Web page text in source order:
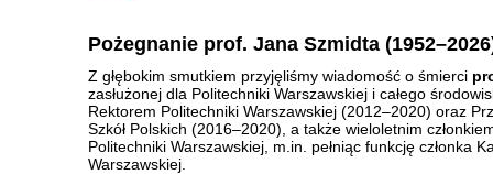
Pożegnanie prof. Jana Szmidta
Z głębokim smutkiem przyjęliśmy wiadomość o śmierci
zasłużonej dla Politechniki Warszawskiej i całego
Rektorem Politechniki Warszawskiej (2012–2020) oraz
Szkół Polskich (2016–2020), a także wieloletnim
Politechniki Warszawskiej, m.in. pełniąc funkcję członka
Warszawskiej.